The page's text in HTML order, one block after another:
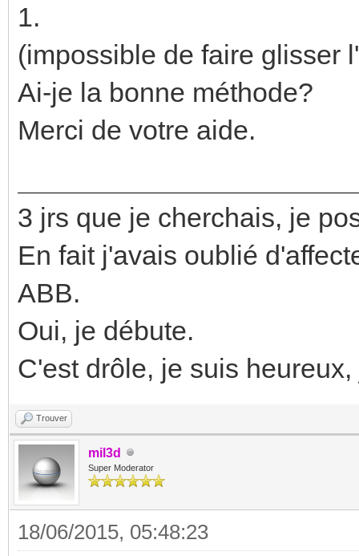
1.
(impossible de faire glisser
Ai-je la bonne méthode?
Merci de votre aide.
3 jrs que je cherchais, je
En fait j'avais oublié
ABB.
Oui, je débute.
C'est drôle, je suis
Trouver
mil3d
Super Moderator
18/06/2015, 05:48:23